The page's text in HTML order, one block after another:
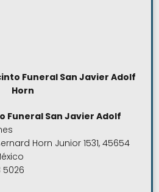
Funeral San Javier Adolf
Horn
Funeral San Javier Adolf
Horn Junior 1531, 45654
5026